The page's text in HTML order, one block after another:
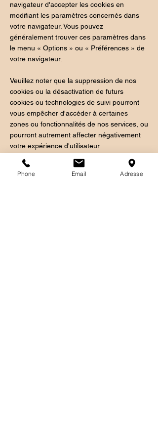
navigateur d'accepter les cookies en
modifiant les paramètres concernés dans
votre navigateur. Vous pouvez
généralement trouver ces paramètres dans
le menu « Options » ou « Préférences » de
votre navigateur.
Veuillez noter que la suppression de nos
cookies ou la désactivation de futurs
cookies ou technologies de suivi pourront
vous empêcher d'accéder à certaines
zones ou fonctionnalités de nos services, ou
pourront autrement affecter négativement
votre expérience d'utilisateur.
Les liens suivants peuvent être utiles, ou
vous pouvez utiliser l'option « Aide » de
Phone Email Adresse